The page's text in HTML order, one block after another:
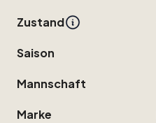
Zustand
Saison
Mannschaft
Marke